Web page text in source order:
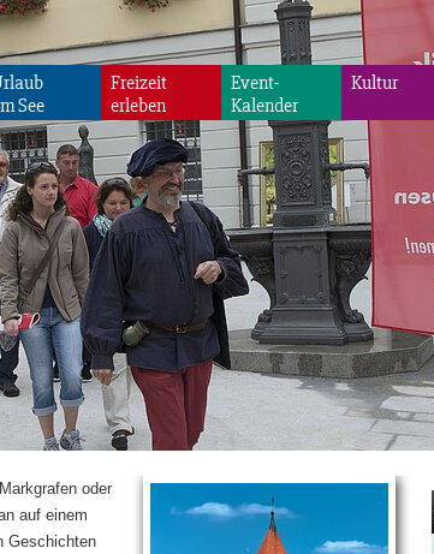
See
Freizeit
erleben
Event-
Kalender
Kultur
oder
auf einem
Geschichten